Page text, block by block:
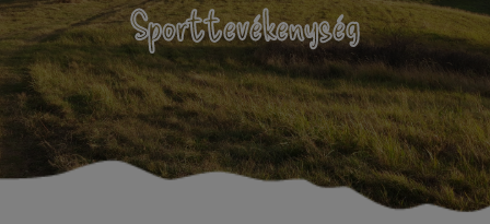
Sporttevékenység